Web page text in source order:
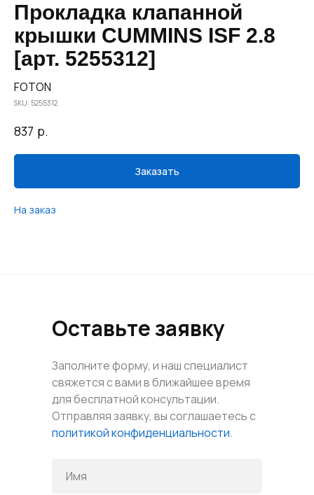
Прокладка клапанной
крышки CUMMINS ISF 2.8
[арт. 5255312]
FOTON
SKU: 5255312
837 р.
Заказать
На заказ
Оставьте заявку
Заполните форму, и наш специалист
свяжется с вами в ближайшее время
для бесплатной консультации.
Отправляя заявку, вы соглашаетесь с
политикой конфиденциальности.